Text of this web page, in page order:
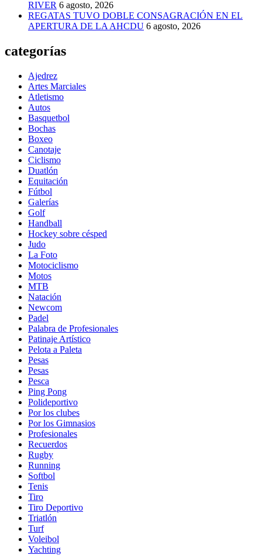
RIVER 6 agosto, 2026
REGATAS TUVO DOBLE CONSAGRACIÓN EN EL
APERTURA DE LA AHCDU 6 agosto, 2026
categorías
Ajedrez
Artes Marciales
Atletismo
Autos
Basquetbol
Bochas
Boxeo
Canotaje
Ciclismo
Duatlón
Equitación
Fútbol
Galerías
Golf
Handball
Hockey sobre césped
Judo
La Foto
Motociclismo
Motos
MTB
Natación
Newcom
Padel
Palabra de Profesionales
Patinaje Artístico
Pelota a Paleta
Pesas
Pesas
Pesca
Ping Pong
Polideportivo
Por los clubes
Por los Gimnasios
Profesionales
Recuerdos
Rugby
Running
Softbol
Tenis
Tiro
Tiro Deportivo
Triatlón
Turf
Voleibol
Yachting